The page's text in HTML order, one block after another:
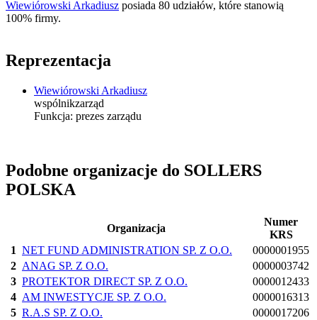
Wiewiórowski Arkadiusz posiada 80 udziałów, które stanowią
100% firmy.
Reprezentacja
Wiewiórowski Arkadiusz
wspólnikzarząd
Funkcja: prezes zarządu
Podobne organizacje do SOLLERS
POLSKA
Organizacja
Numer
KRS
1 NET FUND ADMINISTRATION SP. Z O.O.
0000001955
2 ANAG SP. Z O.O.
0000003742
3 PROTEKTOR DIRECT SP. Z O.O.
0000012433
4 AM INWESTYCJE SP. Z O.O.
0000016313
5 R.A.S SP. Z O.O.
0000017206